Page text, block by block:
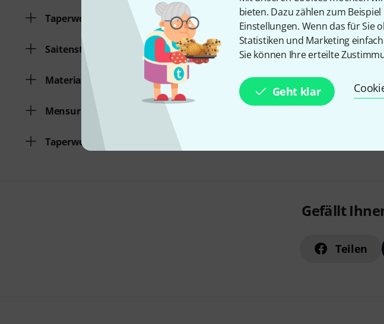
bieten. Dazu zählen zum
Einstellungen. Wenn das für Sie
Statistiken und Marketing
Sie können Ihre erteilte
Geht klar
Taperwound
Saitenstärke
Material
Mensur
Taperwound
Gefällt
Teilen